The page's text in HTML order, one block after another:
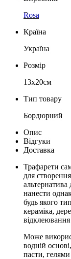
Rosa
Країна
Україна
Розмір
13х20см
Тип товару
Бордюрний
Опис
Відгуки
Доставка
Трафарети
для
нанести
будь якого
кераміка,
Може
водній
пасти,